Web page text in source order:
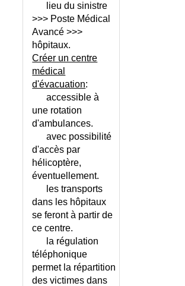
DES PETITES
DE L'AORTE
DE)
(MALADIE)
(MALADIE) -
GLUTEN
(MALADIE
ANTIBIOTIQUE
INEXPLIQUE
lieu du sinistre
>>> Poste Médical
Avancé >>>
hôpitaux.
Créer un centre
médical
d'évacuation:
accessible à
une rotation
d'ambulances.
avec possibilité
d'accès par
hélicoptère,
éventuellement.
les transports
dans les hôpitaux
se feront à partir de
ce centre.
la régulation
téléphonique
permet la répartition
des victimes dans